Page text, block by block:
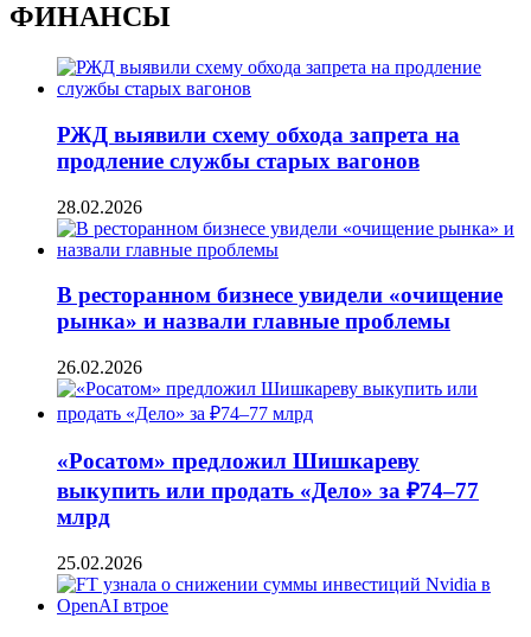
ФИНАНСЫ
РЖД выявили схему обхода запрета на
продление службы старых вагонов
28.02.2026
В ресторанном бизнесе увидели «очищение
рынка» и назвали главные проблемы
26.02.2026
«Росатом» предложил Шишкареву
выкупить или продать «Дело» за ₽74–77
млрд
25.02.2026